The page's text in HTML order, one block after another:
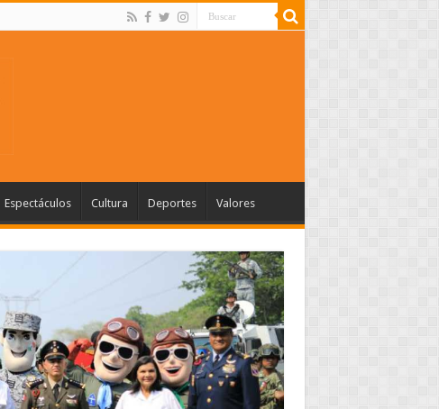
Espectáculos Cultura Deportes Valores